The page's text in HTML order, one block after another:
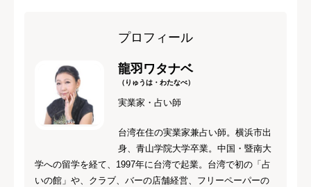
プロフィール
龍羽ワタナベ
（りゅうは・わたなべ）
実業家・占い師
台湾在住の実業家兼占い師。横浜市出
身、青山学院大学卒業。中国・暨南大
学への留学を経て、1997年に台湾で起業。台湾で初の「占
いの館」や、クラブ、バーの店舗経営、フリーペーパーの